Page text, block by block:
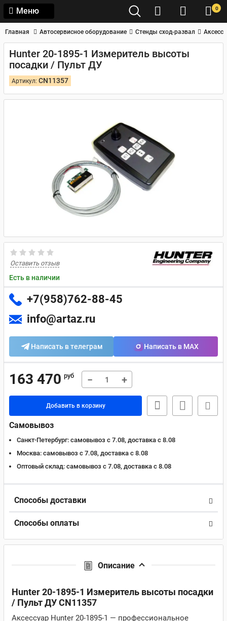
Меню 0
Главная Автосервисное оборудование Стенды сход-развал
Hunter 20-1895-1 Измеритель высоты
посадки / Пульт ДУ
Артикул: CN11357
Оставить отзыв
Есть в наличии
+7(958)762-88-45
info@artaz.ru
Написать в телеграм Написать в MAX
163 470 руб − +
Добавить в корзину
Самовывоз
Санкт-Петербург: самовывоз с 7.08, доставка c 8.08
Москва: самовывоз с 7.08, доставка c 8.08
Оптовый склад: самовывоз с 7.08, доставка c 8.08
Способы доставки
Способы оплаты
Описание
Hunter 20-1895-1 Измеритель высоты посадки
/ Пульт ДУ CN11357
Аксессуар Hunter 20-1895-1 — профессиональное